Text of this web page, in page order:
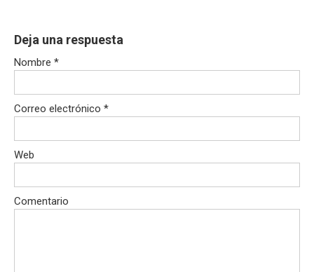
Deja una respuesta
Nombre *
Correo electrónico *
Web
Comentario